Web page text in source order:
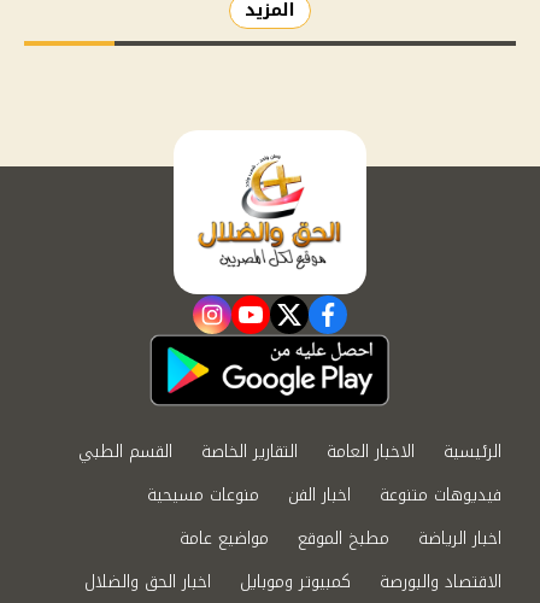
المزيد
facebook
twitter
youtube
instagram
الرئيسية الاخبار العامة التقارير الخاصة
القسم الطبي
فيديوهات متنوعة
اخبار الفن
منوعات مسيحية
اخبار الرياضة
مطبخ الموقع
مواضيع عامة
الاقتصاد والبورصة
كمبيوتر وموبايل اخبار الحق والضلال